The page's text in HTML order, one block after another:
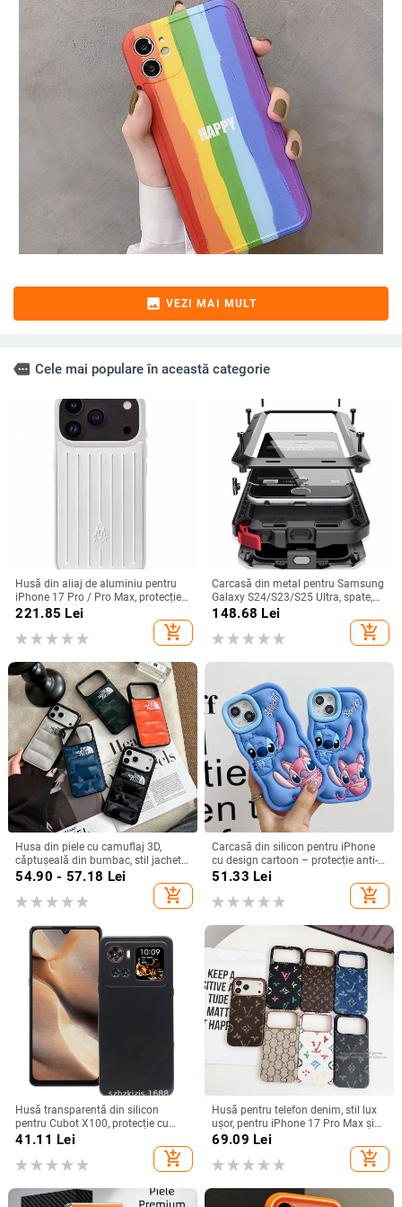
image VEZI MAI MULT
more Cele mai populare în această categorie
Husă din aliaj de aluminiu pentru
iPhone 17 Pro / Pro Max, protecție
anti-cădere, închidere magnetică,
turnare prin injecție, posibilitate de
personalizare
221.85 Lei
add_shopping_cart
Carcasă din metal pentru Samsung
Galaxy S24/S23/S25 Ultra, spate,
prelucrată, personalizabilă, disipare
căldură, anti-cadere, anti-amprentă
148.68 Lei
add_shopping_cart
Husa din piele cu camuflaj 3D,
căptușeală din bumbac, stil jachetă
de iarnă, compatibilă cu iPhone
54.90 - 57.18 Lei
add_shopping_cart
Carcasă din silicon pentru iPhone
cu design cartoon – protecție anti-
cădere, finisaj mat, compatibilă cu
(Pro/Max)
51.33 Lei
add_shopping_cart
Husă transparentă din silicon
pentru Cubot X100, protecție cu
acoperire totală
41.11 Lei
add_shopping_cart
Husă pentru telefon denim, stil lux
ușor, pentru iPhone 17 Pro Max și
iPhone 16, cu acoperire totală
69.09 Lei
add_shopping_cart